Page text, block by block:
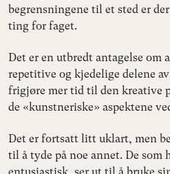
begrensningene til et sted er
ting for faget.
Det er en utbredt antagelse om
repetitive og kjedelige delene
frigjøre mer tid til den kreative
de «kunstneriske» aspektene
Det er fortsatt litt uklart, men
til å tyde på noe annet. De som
entusiastisk, ser ut til å bruke